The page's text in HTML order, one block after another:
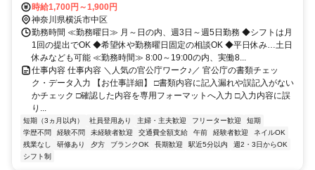
時給1,700円～1,900円
神奈川県横浜市中区
勤務時間 ≪勤務曜日≫ 月～日の内、週3日～週5日勤務 ◆シフトは月
1回の提出でOK ◆希望休や勤務曜日固定の相談OK ◆平日休み…土日
休みなども可能 ≪勤務時間≫ 8:00～19:00の内、実働8...
仕事内容 仕事内容 ＼人気の官公庁ワーク♪／ 官公庁の書類チェッ
ク・データ入力 【お仕事詳細】 □書類内容に記入漏れや誤記入がない
かチェック □確認した内容を専用フォーマットへ入力 □入力内容に誤
り...
短期（3ヵ月以内） 社員登用あり 主婦・主夫歓迎 フリーター歓迎
短期
学歴不問
経験不問 未経験者歓迎 交通費全額支給 午前 経験者歓迎
ネイルOK
残業なし
研修あり 夕方 ブランクOK 長期歓迎 駅近5分以内
週2・3日からOK
シフト制